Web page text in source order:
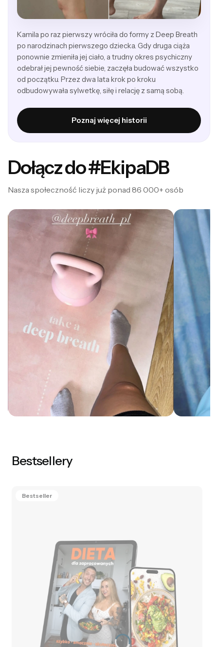
Kamila po raz pierwszy wróciła do formy z Deep Breath
po narodzinach pierwszego dziecka. Gdy druga ciąża
ponownie zmieniła jej ciało, a trudny okres psychiczny
odebrał jej pewność siebie, zaczęła budować wszystko
od początku. Przez dwa lata krok po kroku
odbudowywała sylwetkę, siłę i relację z samą sobą.
Poznaj więcej historii
Dołącz do #EkipaDB
Nasza społeczność liczy już ponad 86 000+ osób
Bestsellery
Bestseller